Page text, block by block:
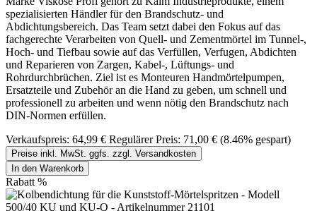
spezialisierten Händler für den Brandschutz- und
Abdichtungsbereich. Das Team setzt dabei den Fokus auf das
fachgerechte Verarbeiten von Quell- und Zementmörtel im Tunnel-,
Hoch- und Tiefbau sowie auf das Verfüllen, Verfugen, Abdichten
und Reparieren von Zargen, Kabel-, Lüftungs- und
Rohrdurchbrüchen. Ziel ist es Monteuren Handmörtelpumpen,
Ersatzteile und Zubehör an die Hand zu geben, um schnell und
professionell zu arbeiten und wenn nötig den Brandschutz nach
DIN-Normen erfüllen.
Verkaufspreis: 64,99 € Regulärer Preis: 71,00 € (8.46% gespart)
Preise inkl. MwSt. ggfs. zzgl. Versandkosten
In den Warenkorb
Rabatt %